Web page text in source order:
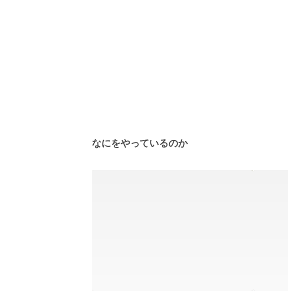
なにをやっているのか